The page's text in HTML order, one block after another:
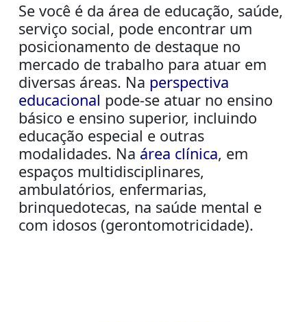
Se você é da área de educação, saúde,
serviço social, pode encontrar um
posicionamento de destaque no
mercado de trabalho para atuar em
diversas áreas. Na perspectiva
educacional pode-se atuar no ensino
básico e ensino superior, incluindo
educação especial e outras
modalidades. Na área clínica, em
espaços multidisciplinares,
ambulatórios, enfermarias,
brinquedotecas, na saúde mental e
com idosos (gerontomotricidade).